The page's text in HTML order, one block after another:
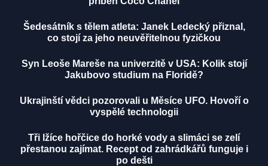
Šedesátník s tělem atleta: Janek Ledecký přiznal,
co stojí za jeho neuvěřitelnou fyzičkou
Syn Leoše Mareše na univerzitě v USA: Kolik stojí
Jakubovo studium na Floridě?
Ukrajinští vědci pozorovali u Měsíce UFO. Hovoří o
vyspělé technologii
Tři lžíce hořčice do horké vody a slimáci se zelí
přestanou zajímat. Recept od zahrádkářů funguje i
po dešti